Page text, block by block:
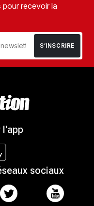
recevoir la
S’INSCRIRE
l'app
sociaux